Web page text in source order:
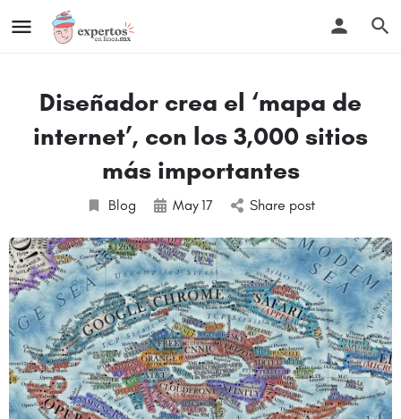
Diseñador crea el ‘mapa de
internet’, con los 3,000 sitios
más importantes
Blog May17 Share post